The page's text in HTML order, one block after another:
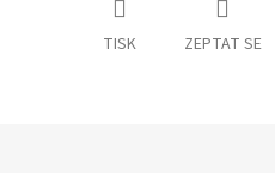
TISK ZEPTAT SE